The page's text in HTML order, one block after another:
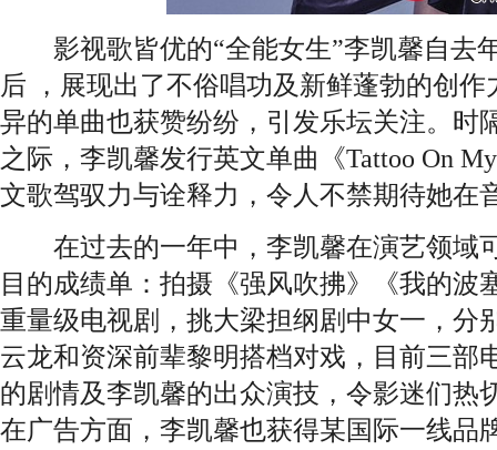
影视歌皆优的“全能女生”李凯馨自去
后 ，展现出了不俗唱功及新鲜蓬勃的创作
异的单曲也获赞纷纷，引发乐坛关注。时
之际，李凯馨发行英文单曲《Tattoo On
文歌驾驭力与诠释力，令人不禁期待她在
在过去的一年中，李凯馨在演艺领域
目的成绩单：拍摄《强风吹拂》《我的波
重量级电视剧，挑大梁担纲剧中女一，分
云龙和资深前辈黎明搭档对戏，目前三部
的剧情及李凯馨的出众演技，令影迷们热
在广告方面，李凯馨也获得某国际一线品